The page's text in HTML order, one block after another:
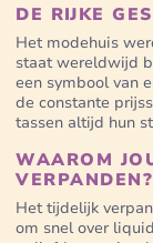
DE RIJKE
Het modehuis
staat wereldwijd
een symbool van
de constante
tassen altijd hun
WAAROM
VERPANDEN?
Het tijdelijk
om snel over